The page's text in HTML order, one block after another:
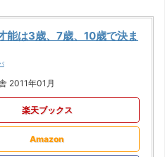
能は3歳、7歳、10歳で決ま
2011年01月
楽天ブックス
Amazon